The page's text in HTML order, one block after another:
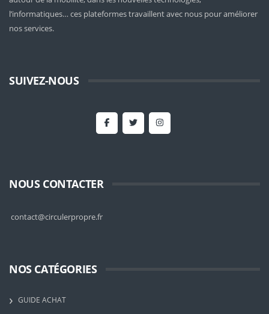
l’informatiques… ces plateformes travaillent avec nous pour améliorer
nos services.
SUIVEZ-NOUS
NOUS CONTACTER
contact@circulerpropre.fr
NOS CATÉGORIES
GUIDE ACHAT